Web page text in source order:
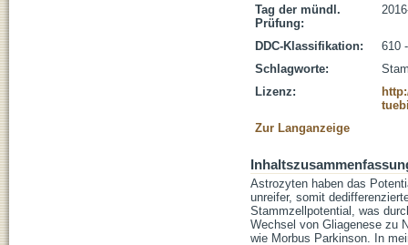
Tag der mündl.
Prüfung:
DDC-Klassifikation:
610
Schlagworte:
Lizenz:
Zur Langanzeige
Astrozyten haben das
unreifer, somit
Stammzellpotential, was
Wechsel von Gliagenese zu
wie Morbus Parkinson. In